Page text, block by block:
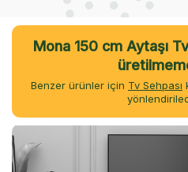
Mona 150 cm Aytaşı
Benzer ürünler için Tv Sehpası